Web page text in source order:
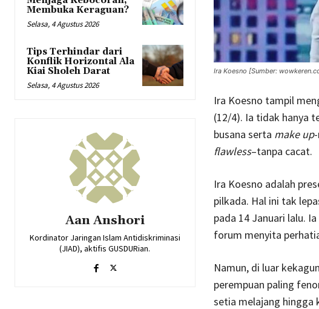
Membuka Keraguan?
Selasa, 4 Agustus 2026
Tips Terhindar dari
Konflik Horizontal Ala
Kiai Sholeh Darat
Selasa, 4 Agustus 2026
Aan Anshori
Kordinator Jaringan Islam Antidiskriminasi
(JIAD), aktifis GUSDURian.
Ira Koesno [Sumber:
Ira Koesno tampil
(12/4). Ia tidak hanya
busana serta make up
flawless–tanpa cacat.
Ira Koesno adalah
pilkada. Hal ini tak
pada 14 Januari lalu.
forum menyita
Namun, di luar
perempuan paling
setia melajang hingga